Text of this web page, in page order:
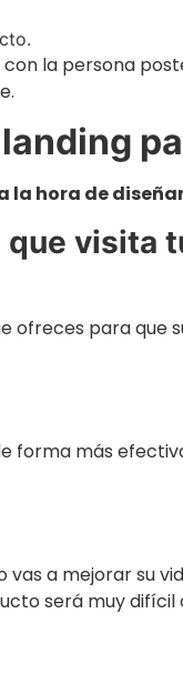
con la persona
la hora de
que visita
ofreces para que
forma más
a mejorar su
será muy difícil